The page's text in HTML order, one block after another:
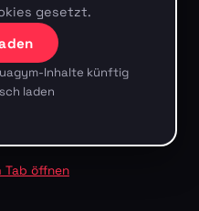
gesetzt.
Inhalte künftig
laden
Tab öffnen